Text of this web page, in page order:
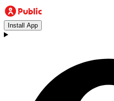
Install App